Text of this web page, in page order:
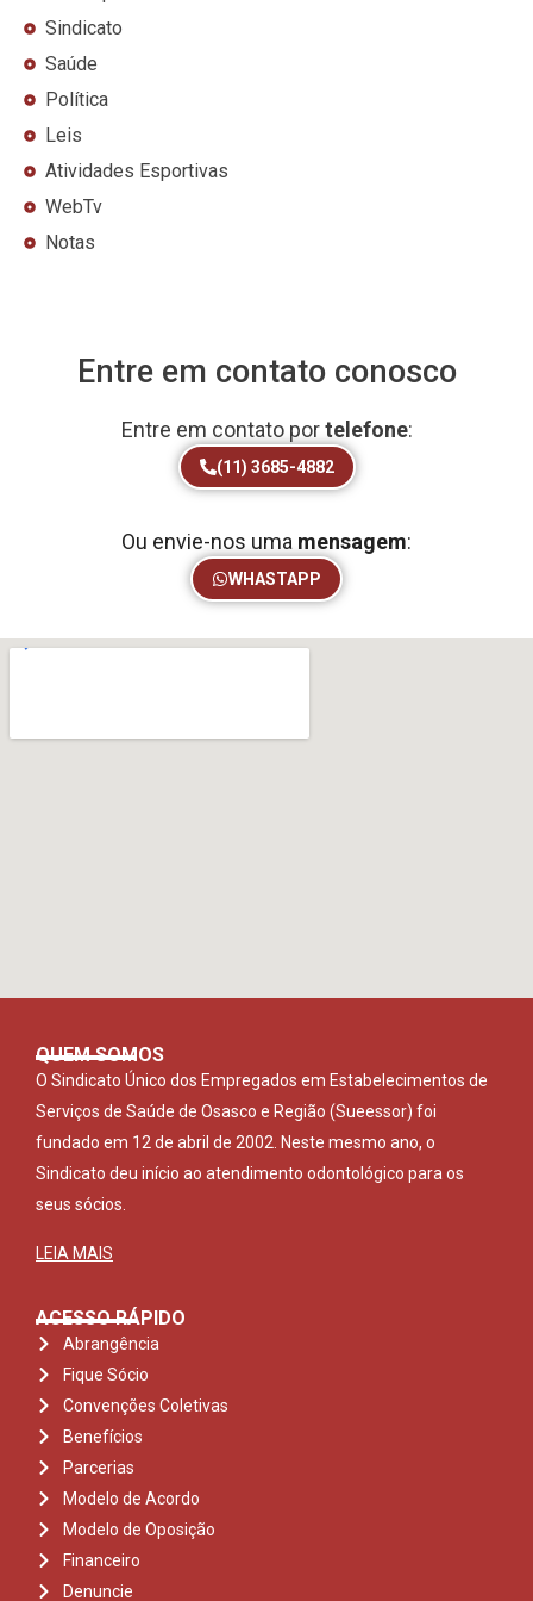
Sindicato
Saúde
Política
Leis
Atividades Esportivas
WebTv
Notas
Entre em contato conosco
Entre em contato portelefone:
(11) 3685-4882
Ou envie-nos uma mensagem:
WHASTAPP
QUEM SOMOS
O Sindicato Único dos Empregados em Estabelecimentos de
Serviços de Saúde de Osasco e Região (Sueessor) foi
fundado em 12 de abril de 2002. Neste mesmo ano, o
Sindicato deu início ao atendimento odontológico para os
seus sócios.
LEIA MAIS
ACESSO RÁPIDO
Abrangência
Fique Sócio
Convenções Coletivas
Benefícios
Parcerias
Modelo de Acordo
Modelo de Oposição
Financeiro
Denuncie